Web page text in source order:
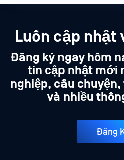
Luôn cập nhật
Đăng ký ngay hôm
tin cập nhật mới
nghiệp, câu
và nhiều
Đăng